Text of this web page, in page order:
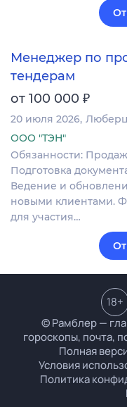
Менеджер по
тендерам
от 100 000 ₽
20 июля 2026
ООО "ТЭН"
Обязанности:
Подготовка
Ведение и
новыми клиентами.
для участия…
© Рамблер —
гороскопы, почта,
Полная
Условия
Политика
18+